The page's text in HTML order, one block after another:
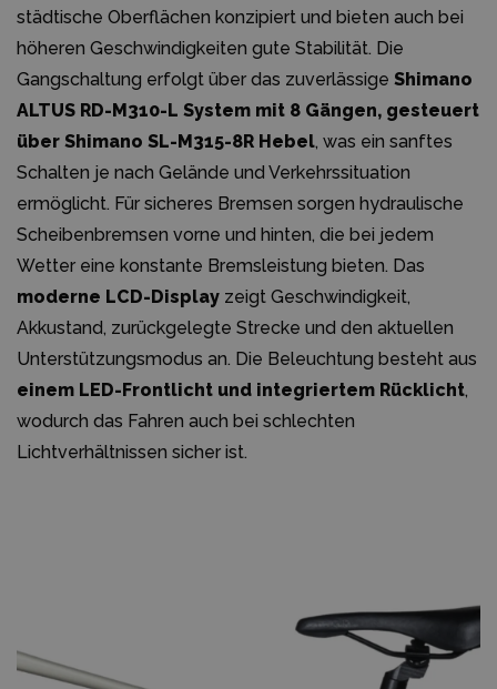
städtische Oberflächen konzipiert und bieten auch bei
höheren Geschwindigkeiten gute Stabilität. Die
Gangschaltung erfolgt über das zuverlässige Shimano
ALTUS RD-M310-L System mit 8 Gängen, gesteuert
über Shimano SL-M315-8R Hebel, was ein sanftes
Schalten je nach Gelände und Verkehrssituation
ermöglicht. Für sicheres Bremsen sorgen hydraulische
Scheibenbremsen vorne und hinten, die bei jedem
Wetter eine konstante Bremsleistung bieten. Das
moderne LCD-Display zeigt Geschwindigkeit,
Akkustand, zurückgelegte Strecke und den aktuellen
Unterstützungsmodus an. Die Beleuchtung besteht aus
einem LED-Frontlicht und integriertem Rücklicht,
wodurch das Fahren auch bei schlechten
Lichtverhältnissen sicher ist.